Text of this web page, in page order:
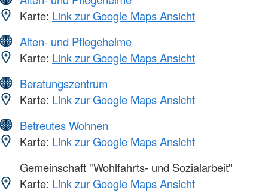
Karte: Link zur Google Maps Ansicht
Alten- und Pflegeheime
Karte: Link zur Google Maps Ansicht
Beratungszentrum
Karte: Link zur Google Maps Ansicht
Betreutes Wohnen
Karte: Link zur Google Maps Ansicht
Gemeinschaft "Wohlfahrts- und Sozialarbeit"
Karte: Link zur Google Maps Ansicht